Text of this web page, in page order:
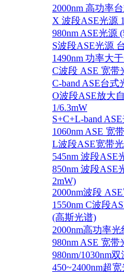
2000nm 高功率
X 波段ASE光源
980nm ASE光源
S波段ASE光源
1490nm 功率大于
C波段 ASE 宽带
C-band ASE台式
O波段ASE放大
1/6.3mW
S+C+L-band ASE
1060nm ASE 宽
L波段ASE宽带光
545nm 波段ASE
850nm 波段ASE
2mW)
2000nm波段
1550nm C波段
(高斯光谱)
2000nm高功率
980nm ASE 宽带
980nm/1030nm
450~2400nm超